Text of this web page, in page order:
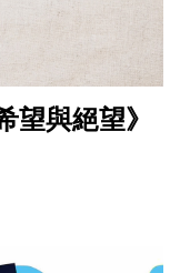
望與絕望》